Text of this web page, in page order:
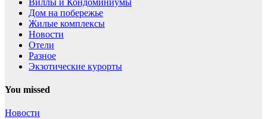
Дом на побережье
Жилые комплексы
Новости
Отели
Разное
Экзотические курорты
You missed
Новости